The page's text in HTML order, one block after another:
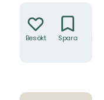
Besökt Spara